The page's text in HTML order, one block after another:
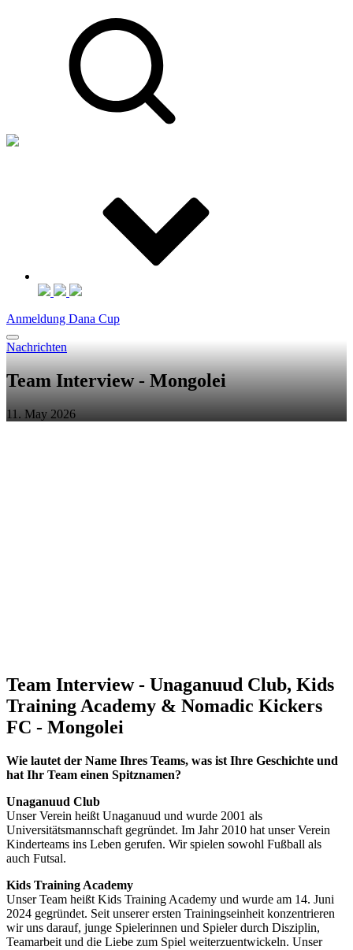
Anmeldung Dana Cup
Nachrichten
Team Interview - Mongolei
11. May 2026
Team Interview - Unaganuud Club, Kids
Training Academy & Nomadic Kickers
FC - Mongolei
Wie lautet der Name Ihres Teams, was ist Ihre Geschichte und
hat Ihr Team einen Spitznamen?
Unaganuud Club
Unser Verein heißt Unaganuud und wurde 2001 als
Universitätsmannschaft gegründet. Im Jahr 2010 hat unser Verein
Kinderteams ins Leben gerufen. Wir spielen sowohl Fußball als
auch Futsal.
Kids Training Academy
Unser Team heißt Kids Training Academy und wurde am 14. Juni
2024 gegründet. Seit unserer ersten Trainingseinheit konzentrieren
wir uns darauf, junge Spielerinnen und Spieler durch Disziplin,
Teamarbeit und die Liebe zum Spiel weiterzuentwickeln. Unser